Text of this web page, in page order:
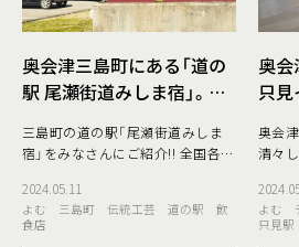
奥会津三島町にある「道の
駅 尾瀬街道みしま宿」。会
ものま
三島町の道の駅「尾瀬街道みしま
宿」をみなさんにご紹介!! 全国各地
はの特産品やお土産が売っていて、
旅行や遠出の時に立ち寄るのを楽
しみにしてい
2024.05.11
よむ 三島町 伝統工芸 道の駅
飲
食店
奥会
只
ク！
奥会
清々
しみ
た♪
よむ
只見駅